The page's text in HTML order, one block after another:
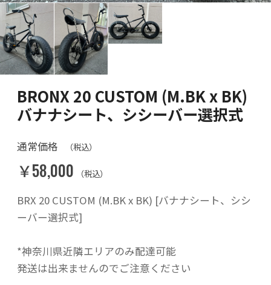
BRONX 20 CUSTOM (M.BK x BK)
バナナシート、シシーバー選択式
通常価格 （税込）
￥58,000 （税込）
BRX 20 CUSTOM (M.BK x BK) [バナナシート、シシ
ーバー選択式]
*神奈川県近隣エリアのみ配達可能
発送は出来ませんのでご注意ください